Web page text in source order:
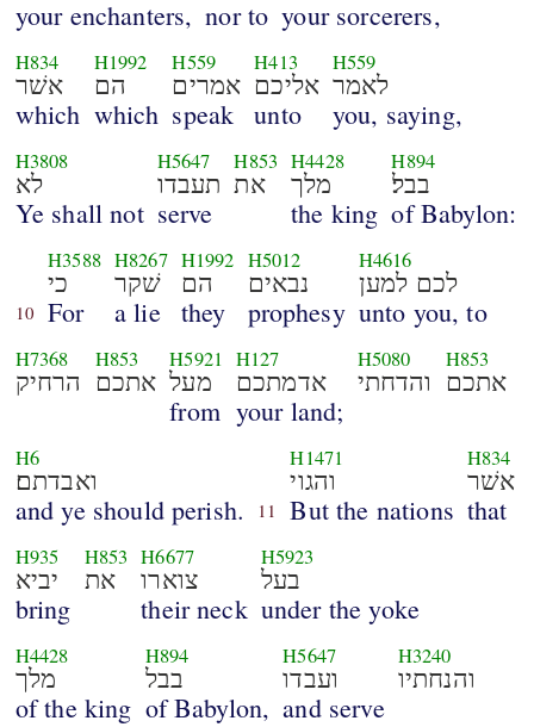
your enchanters, nor to your sorcerers,
H834
אשׁר
which
H1992
הם
which
H559
אמרים
speak
H413
אליכם
unto
H559
לאמר
you, saying,
H3808
לא
Ye shall not
H5647
תעבדו
serve
H853
את
H4428
מלך
the king
H894
בבל׃
of Babylon:
10
H3588
כי
For
H8267
שׁקר
a lie
H1992
הם
they
H5012
נבאים
prophesy
H4616
לכם למען
unto you, to
H7368
הרחיק
H853
אתכם
H5921
מעל
from
H127
אדמתכם
your land;
H5080
והדחתי
H853
אתכם
H6
ואבדתם׃
and ye should perish. 11
H1471
והגוי
But the nations
H834
אשׁר
that
H935
יביא
bring
H853
את
H6677
צוארו
their neck
H5923
בעל
under the yoke
H4428
מלך
of the king
H894
בבל
of Babylon,
H5647
ועבדו
and serve
H3240
והנחתיו